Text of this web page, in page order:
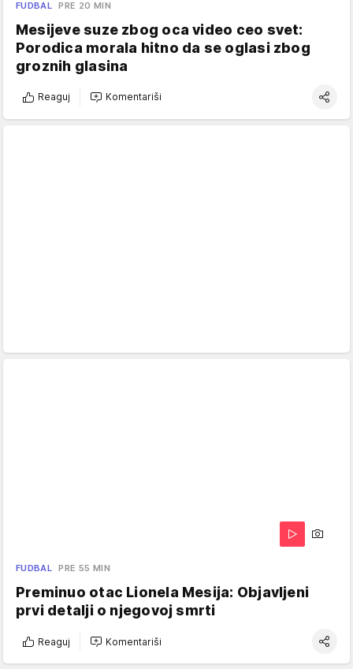
FUDBAL PRE 20 MIN
Mesijeve suze zbog oca video ceo svet:
Porodica morala hitno da se oglasi zbog
groznih glasina
Reaguj Komentariši
FUDBAL PRE 55 MIN
Preminuo otac Lionela Mesija: Objavljeni
prvi detalji o njegovoj smrti
Reaguj Komentariši